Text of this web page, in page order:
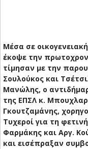
Μέσα σε
έκοψε την
τίμησαν με την
Σουλούκος και
Μανώλης, ο
της ΕΠΣΛ κ.
Γκουτζαμάνης,
Τυχεροί για τη
Φαρμάκης και Αργ.
και εισέπραξαν